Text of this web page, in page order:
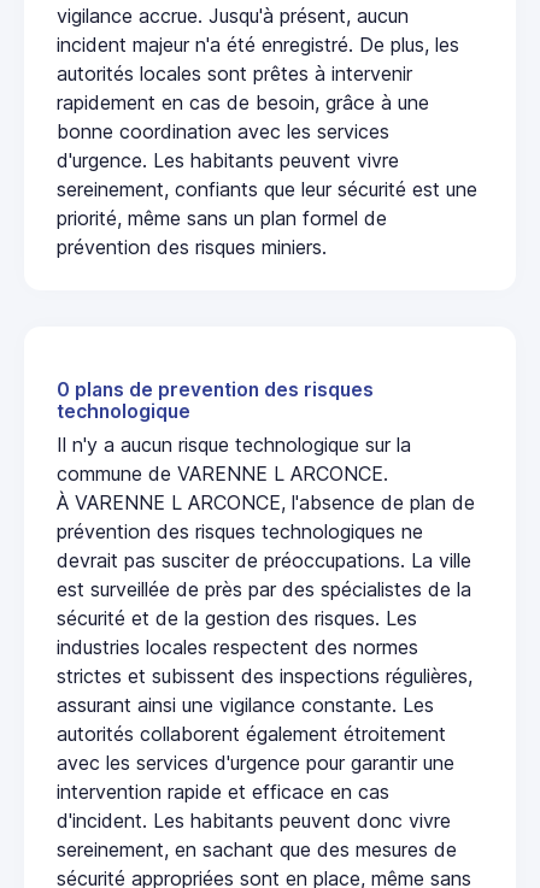
vigilance accrue. Jusqu'à présent, aucun
incident majeur n'a été enregistré. De plus, les
autorités locales sont prêtes à intervenir
rapidement en cas de besoin, grâce à une
bonne coordination avec les services
d'urgence. Les habitants peuvent vivre
sereinement, confiants que leur sécurité est une
priorité, même sans un plan formel de
prévention des risques miniers.
0 plans de prevention des risques
technologique
Il n'y a aucun risque technologique sur la
commune de VARENNE L ARCONCE.
À VARENNE L ARCONCE, l'absence de plan de
prévention des risques technologiques ne
devrait pas susciter de préoccupations. La ville
est surveillée de près par des spécialistes de la
sécurité et de la gestion des risques. Les
industries locales respectent des normes
strictes et subissent des inspections régulières,
assurant ainsi une vigilance constante. Les
autorités collaborent également étroitement
avec les services d'urgence pour garantir une
intervention rapide et efficace en cas
d'incident. Les habitants peuvent donc vivre
sereinement, en sachant que des mesures de
sécurité appropriées sont en place, même sans